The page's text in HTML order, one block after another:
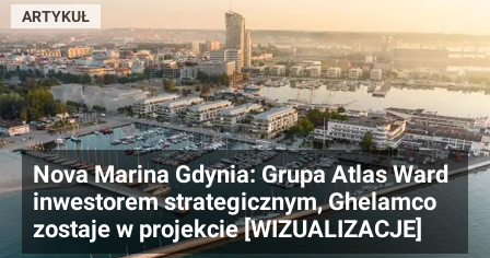
Nova Marina Gdynia: Grupa Atlas Ward
inwestorem strategicznym, Ghelamco
zostaje w projekcie [WIZUALIZACJE]
ARTYKUŁ